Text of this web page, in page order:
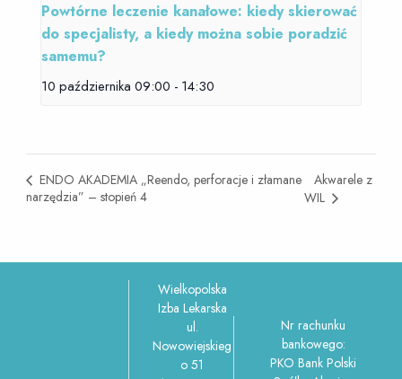
Powtórne leczenie kanałowe: kiedy skierować
do specjalisty, a kiedy można sobie poradzić
samemu?
10 października 09:00 - 14:30
ENDO AKADEMIA „Reendo, perforacje i złamane
narzędzia” – stopień 4
Akwarele z
WIL
Wielkopolska
Izba Lekarska
ul.
Nowowiejskieg
o 51
Nr rachunku
bankowego:
PKO Bank Polski